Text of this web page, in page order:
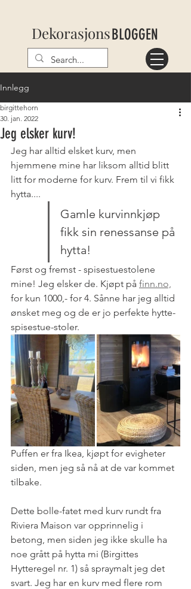
DekorasjonsBLOGGEN
Innlegg
Jeg elsker kurv!
birgittehorn
30. jan. 2022
Jeg har alltid elsket kurv, men
hjemmene mine har liksom alltid blitt
litt for moderne for kurv. Frem til vi fikk
hytta....
Gamle kurvinnkjøp
fikk sin renessanse på
hytta!
Først og fremst - spisestuestolene
mine! Jeg elsker de. Kjøpt på finn.no,
for kun 1000,- for 4. Sånne har jeg alltid
ønsket meg og de er jo perfekte hytte-
spisestue-stoler.
Puffen er fra Ikea, kjøpt for evigheter
siden, men jeg så nå at de var kommet
tilbake.
Dette bolle-fatet med kurv rundt fra
Riviera Maison var opprinnelig i
betong, men siden jeg ikke skulle ha
noe grått på hytta mi (Birgittes
Hytteregel nr. 1) så spraymalt jeg det
svart. Jeg har en kurv med flere rom